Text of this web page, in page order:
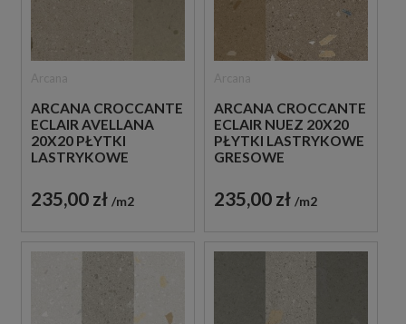
ARCANA CROCCANTE
ECLAIR AVELLANA
20X20 PŁYTKI
LASTRYKOWE
235,00 zł m2
ARCANA CROCCANTE
ECLAIR NUEZ 20X20
PŁYTKI LASTRYKOWE
GRESOWE
235,00 zł m2